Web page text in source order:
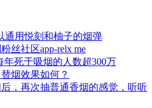
通用悦刻和柚子的烟弹
丝社区app-relx me
死于吸烟的人数超300万
烟效果如何？
，再次抽普通香烟的感觉，听听